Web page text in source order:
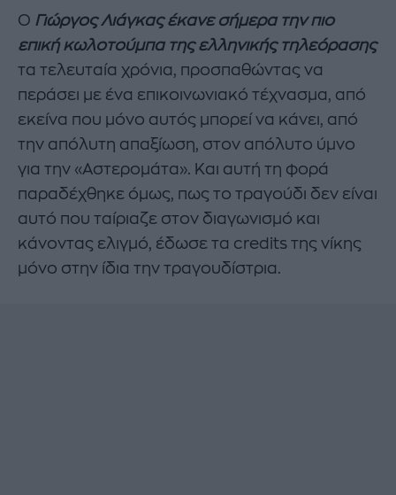
Ο Γιώργος Λιάγκας έκανε σήμερα την πιο
επική κωλοτούμπα της ελληνικής τηλεόρασης
τα τελευταία χρόνια, προσπαθώντας να
περάσει με ένα επικοινωνιακό τέχνασμα, από
εκείνα που μόνο αυτός μπορεί να κάνει, από
την απόλυτη απαξίωση, στον απόλυτο ύμνο
για την «Αστερομάτα». Και αυτή τη φορά
παραδέχθηκε όμως, πως το τραγούδι δεν είναι
αυτό που ταίριαζε στον διαγωνισμό και
κάνοντας ελιγμό, έδωσε τα credits της νίκης
μόνο στην ίδια την τραγουδίστρια.